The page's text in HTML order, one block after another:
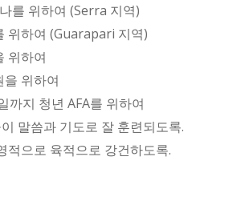
를 위하여 (Serra 지역)
위하여 (Guarapari 지역)
위하여
을 위하여
까지 청년 AFA를 위하여
말씀과 기도로 잘 훈련되도록.
적으로 육적으로 강건하도록.